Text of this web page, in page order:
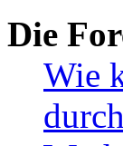
Die
Wie